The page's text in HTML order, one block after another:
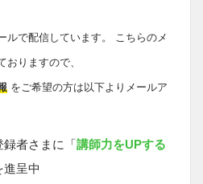
ルで配信しています。 こちらのメ
おりますので、
をご希望の方は以下よりメールア
録者さまに「講師力をUPする
進呈中